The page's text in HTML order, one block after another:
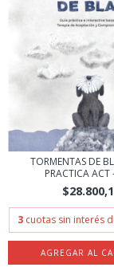
TORMENTAS DE
PRACTICA ACT
3 cuotas sin interés